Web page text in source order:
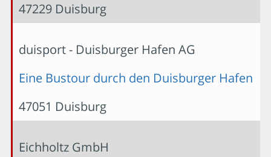
47229 Duisburg
duisport - Duisburger Hafen AG
Eine Bustour durch den Duisburger Hafen
47051 Duisburg
Eichholtz GmbH